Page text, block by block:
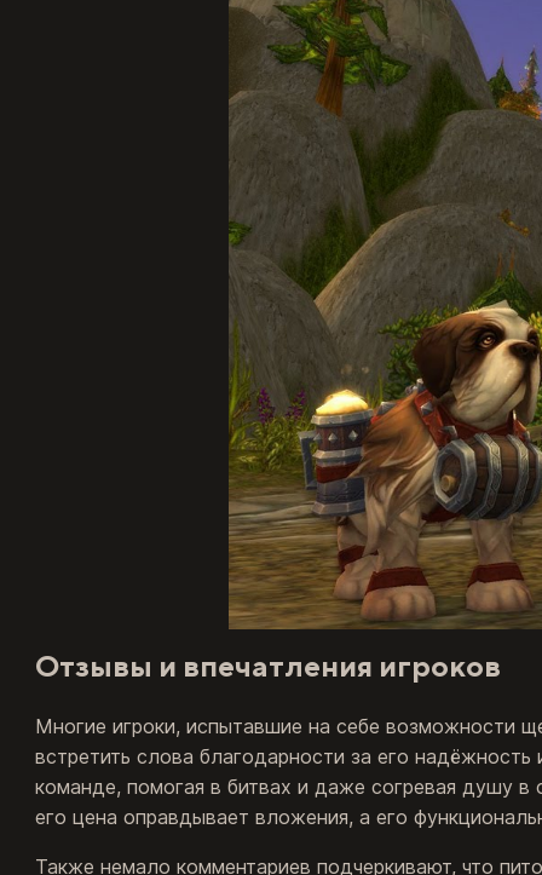
Отзывы и впечатления игроков
Многие игроки, испытавшие на себе возможности
встретить слова благодарности за его
команде, помогая в битвах и даже согревая душу
его цена оправдывает вложения, а его
Также немало комментариев подчеркивают, что